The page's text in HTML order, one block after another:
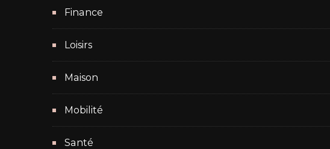
Finance
Loisirs
Maison
Mobilité
Santé